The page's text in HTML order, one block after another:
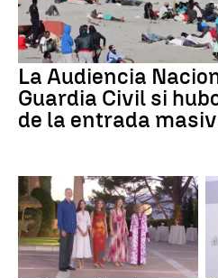
La Audiencia
Guardia Civil si
de la entrada